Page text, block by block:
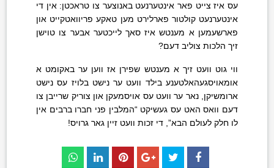
עס איז צייט פאר אינטערנעט באנוצער צו טראכטן: אין די
אינטערנעט קולטור פארלירט מען טאקע פריוואטקייט און
פארשעמען א מענטש איז סאך לייכטער אבער צו טוישן
זיך הלכות צוליב דעם?
ווי גוט וועט זיך א מענטש שפירן אז ווען ער באקומט א
אומאויסגעהאלטענע בילד וועט ער נישט בלויז עס נישט
ארומשיקן, נאר ער וועט עס אויסמעקן און צוריק שרייבן צו
דעם וואס האט עס געשיקט “המלבין פני חברו ברבים אין
לו חלק לעולם הבא”, די זכות וועט זיין גאר גרויס!